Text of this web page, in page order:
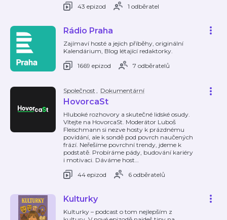
43 epizod
1 odběratel
Rádio Praha
Zajímaví hosté a jejich příběhy, originální
Kalendárium, Blog létající redaktorky.
1669 epizod
7 odběratelů
Společnost , Dokumentární
HovorcaSt
Hluboké rozhovory a skutečné lidské osudy.
Vítejte na HovorcaSt. Moderátor Luboš
Fleischmann si nezve hosty k prázdnému
povídání, ale k sondě pod povrch naučených
frází. Neřešíme povrchní trendy, jdeme k
podstatě. Probíráme pády, budování kariéry
i motivaci. Dáváme host…
44 epizod
6 odběratelů
Kulturky
Kulturky – podcast o tom nejlepším z